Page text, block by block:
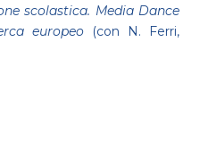
scolastica. Media Dance
europeo
(con N. Ferri,